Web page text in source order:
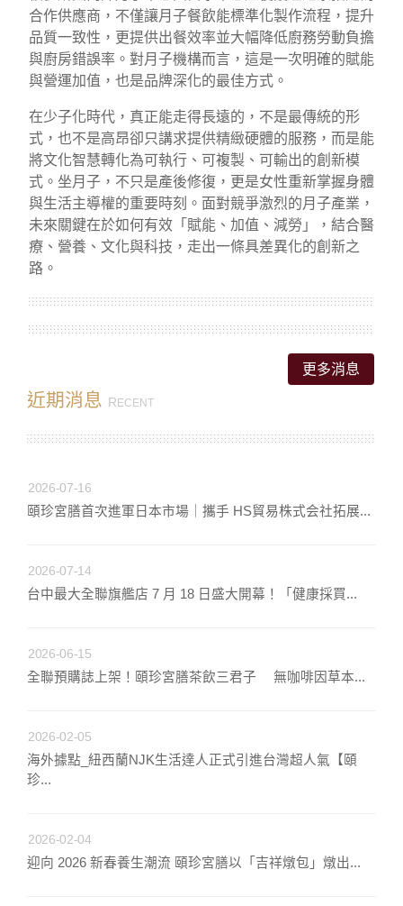
更多消息
近期消息 R ECENT
2026-07-16
頤珍宮膳首次進軍日本市場｜攜手 HS貿易株式会社拓展...
2026-07-14
台中最大全聯旗艦店 7 月 18 日盛大開幕！「健康採買...
2026-06-15
全聯預購誌上架！頤珍宮膳茶飲三君子 無咖啡因草本...
2026-02-05
海外據點_紐西蘭NJK生活達人正式引進台灣超人氣【頤
珍...
2026-02-04
迎向 2026 新春養生潮流 頤珍宮膳以「吉祥燉包」燉出...